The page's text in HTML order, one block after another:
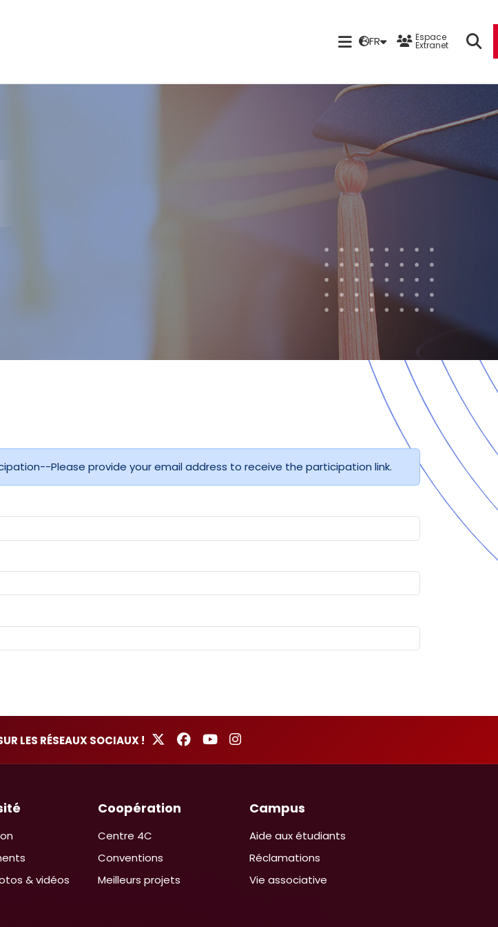
FR Espace
Extranet
Please provide your email address to receive the participation link.
LES RÉSEAUX SOCIAUX !
& vidéos
Coopération
Centre 4C
Conventions
Meilleurs projets
Campus
Aide aux étudiants
Réclamations
Vie associative